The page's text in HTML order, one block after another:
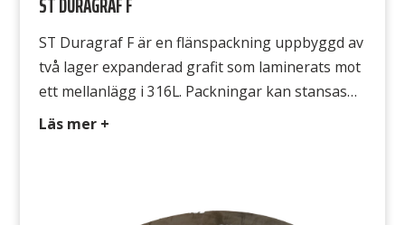
ST Duragraf F är en flänspackning uppbyggd av
två lager expanderad grafit som laminerats mot
ett mellanlägg i 316L. Packningar kan stansas
och klippas med vanliga industriverktyg. En
hetvatten, alkalier, oljor, lösningsmedel,
Läs mer +